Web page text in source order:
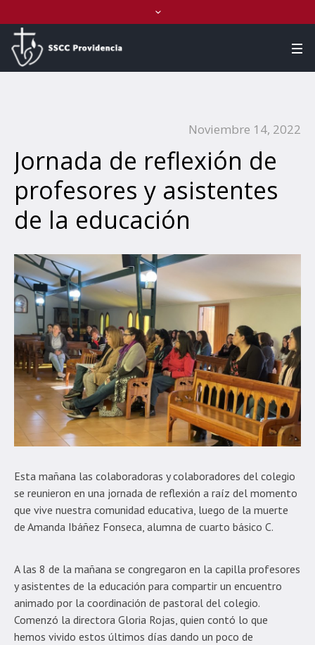
Noviembre 14, 2022
Jornada de reflexión de
profesores y asistentes
de la educación
Esta mañana las colaboradoras y colaboradores del colegio
se reunieron en una jornada de reflexión a raíz del momento
que vive nuestra comunidad educativa, luego de la muerte
de Amanda Ibáñez Fonseca, alumna de cuarto básico C.
A las 8 de la mañana se congregaron en la capilla profesores
y asistentes de la educación para compartir un encuentro
animado por la coordinación de pastoral del colegio.
Comenzó la directora Gloria Rojas, quien contó lo que
hemos vivido estos últimos días dando un poco de